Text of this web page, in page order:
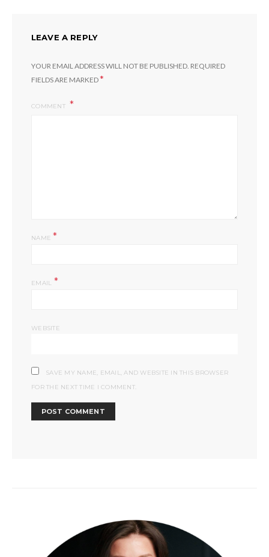
LEAVE A REPLY
YOUR EMAIL ADDRESS WILL NOT BE PUBLISHED. REQUIRED
FIELDS ARE MARKED*
COMMENT
NAME*
EMAIL *
WEBSITE
SAVE MY NAME, EMAIL, AND WEBSITE IN THIS BROWSER
FOR THE NEXT TIME I COMMENT.